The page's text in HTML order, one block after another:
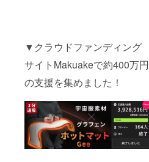
▼クラウドファンディング
サイトMakuakeで約400万円
の支援を集めました！